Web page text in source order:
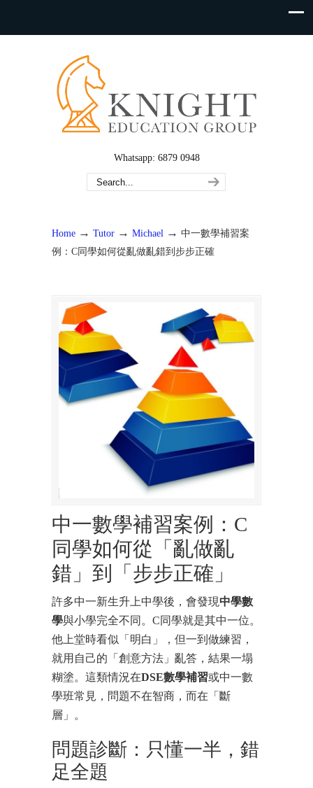
Whatsapp: 6879 0948
Home → Tutor → Michael → 中一數學補習案
例：C同學如何從亂做亂錯到步步正確
中一數學補習案例：C
同學如何從「亂做亂
錯」到「步步正確」
許多中一新生升上中學後，會發現中學數
學與小學完全不同。C同學就是其中一位。
他上堂時看似「明白」，但一到做練習，
就用自己的「創意方法」亂答，結果一塌
糊塗。這類情況在DSE數學補習或中一數
學班常見，問題不在智商，而在「斷
層」。
問題診斷：只懂一半，錯
足全題